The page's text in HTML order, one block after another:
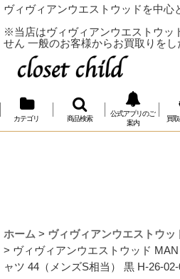
ヴィヴィアンウエストウッドを中心
※当店はヴィヴィアンウエストウッ
せん 一般のお客様からお買取りを
カテゴリ 商品検索
公式アプリのご
案内
買
ホーム > ヴィヴィアンウエストウッ
> ヴィヴィアンウエストウッド
ャツ 44（メンズS相当） 黒 H-26-